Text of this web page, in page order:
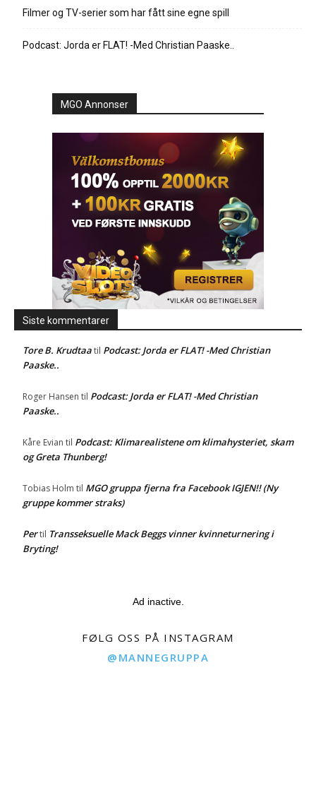
Filmer og TV-serier som har fått sine egne spill
Podcast: Jorda er FLAT! -Med Christian Paaske..
MGO Annonser
Siste kommentarer
Tore B. Krudtaatil Podcast: Jorda er FLAT! -Med Christian
Paaske..
Roger Hansen til Podcast: Jorda er FLAT! -Med Christian
Paaske..
Kåre Evian til Podcast: Klimarealistene om klimahysteriet, skam
og Greta Thunberg!
Tobias Holm til MGO gruppa fjerna fra Facebook IGJEN!! (Ny
gruppe kommer straks)
Pertil Transseksuelle Mack Beggs vinner kvinneturnering i
Bryting!
Ad inactive.
FØLG OSS PÅ INSTAGRAM
@MANNEGRUPPA